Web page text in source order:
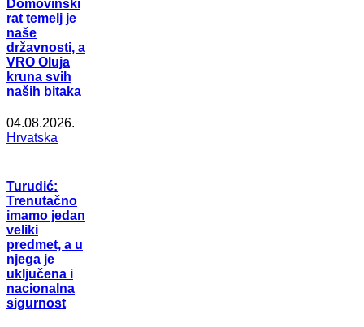
Domovinski
rat temelj je
naše
državnosti, a
VRO Oluja
kruna svih
naših bitaka
04.08.2026.
Hrvatska
Turudić:
Trenutačno
imamo jedan
veliki
predmet, a u
njega je
uključena i
nacionalna
sigurnost